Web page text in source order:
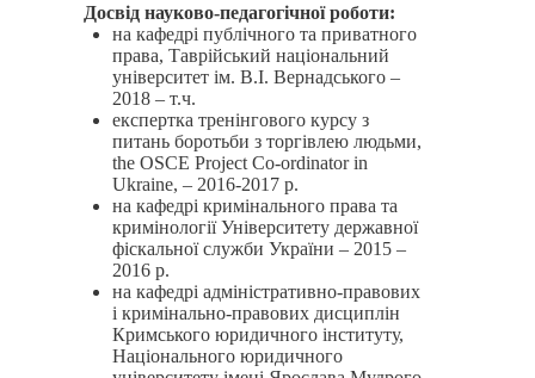
Досвід науково-педагогічної роботи:
на кафедрі публічного та приватного
права, Таврійський національний
університет ім. В.І. Вернадського –
2018 – т.ч.
експертка тренінгового курсу з
питань боротьби з торгівлею людьми,
the OSCE Project Co-ordinator in
Ukraine, – 2016-2017 р.
на кафедрі кримінального права та
кримінології Університету державної
фіскальної служби України – 2015 –
2016 р.
на кафедрі адміністративно-правових
і кримінально-правових дисциплін
Кримського юридичного інституту,
Національного юридичного